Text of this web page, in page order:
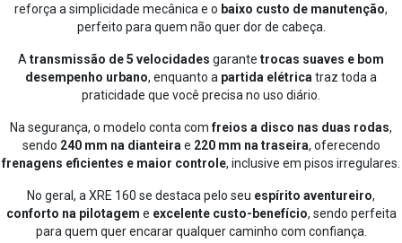
reforça a simplicidade mecânica e o baixo custo de manutenção,
perfeito para quem não quer dor de cabeça.
A transmissão de 5 velocidades garante trocas suaves e bom
desempenho urbano, enquanto a partida elétrica traz toda a
praticidade que você precisa no uso diário.
Na segurança, o modelo conta comfreios a disco nas duas rodas,
sendo 240 mm na dianteira e 220 mm na traseira, oferecendo
frenagens eficientes e maior controle, inclusive em pisos irregulares.
No geral, a XRE 160 se destaca pelo seu espírito aventureiro,
conforto na pilotagem e excelente custo-benefício, sendo perfeita
para quem quer encarar qualquer caminho com confiança.